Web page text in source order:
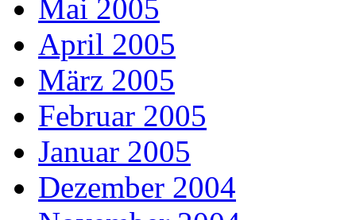
Mai 2005
April 2005
März 2005
Februar 2005
Januar 2005
Dezember 2004